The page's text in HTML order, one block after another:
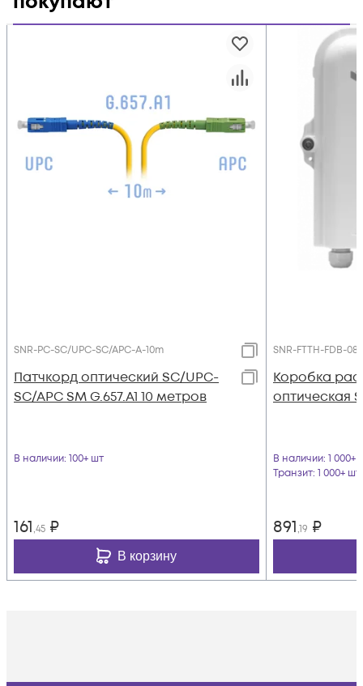
SNR-PC-SC/UPC-SC/APC-A-10m
Патчкорд оптический SC/UPC-
SC/APC SM G.657.A1 10 метров
В наличии: 100+ шт
161,45 ₽
В корзину
SNR-FTTH-FDB-08J
Коробка
оптическая
В наличии: 1 000+
Транзит: 1 000+ шт
891,19 ₽